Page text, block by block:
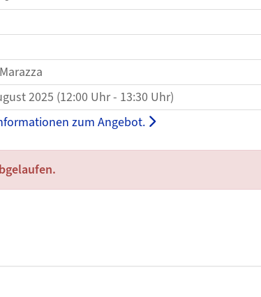
2025 (12:00 Uhr - 13:30 Uhr)
zum Angebot.